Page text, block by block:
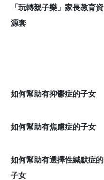
「玩轉親子樂」家長教育資
源套
如何幫助有抑鬱症的子女
如何幫助有焦慮症的子女
如何幫助有選擇性緘默症的
子女